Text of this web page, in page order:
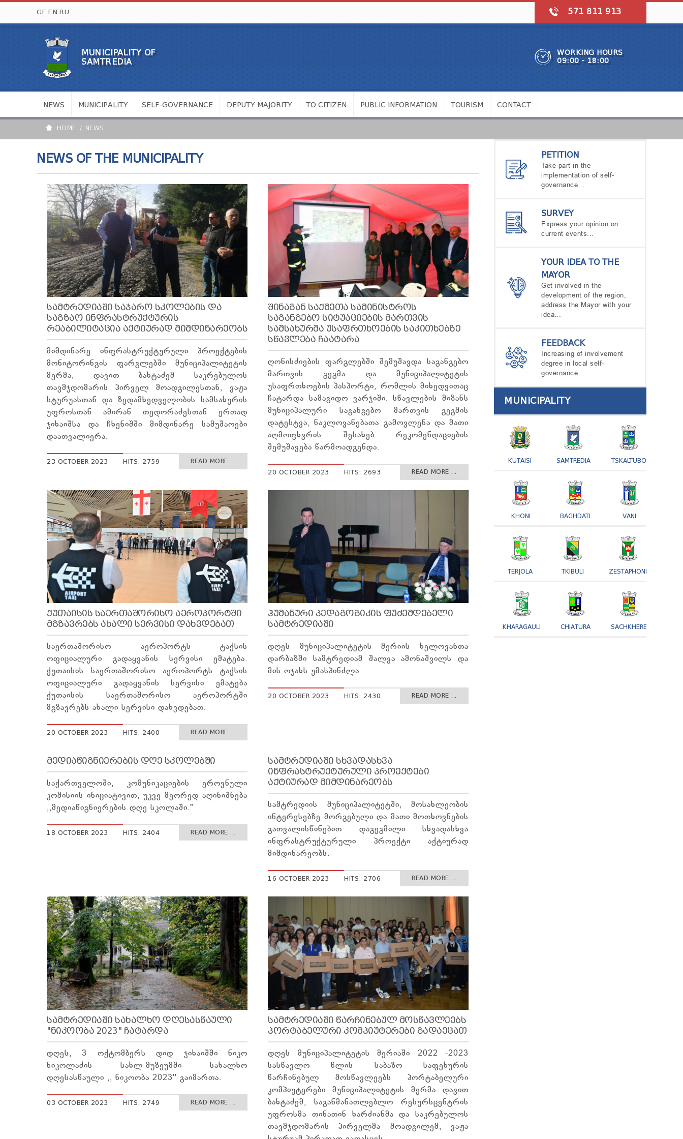
GE EN RU 571 811 913
MUNICIPALITY OF
SAMTREDIA
WORKING HOURS
09:00 - 18:00
NEWS MUNICIPALITY SELF-GOVERNANCE DEPUTY MAJORITY TO CITIZEN PUBLIC INFORMATION TOURISM CONTACT
HOME NEWS
NEWS OF THE MUNICIPALITY
ᲡᲐᲛᲢᲠᲔᲓᲘᲐᲨᲘ ᲡᲐᲯᲐᲠᲝ ᲡᲙᲝᲚᲔᲑᲘᲡ ᲓᲐ
ᲡᲐᲒᲖᲐᲝ ᲘᲜᲤᲠᲐᲡᲢᲠᲣᲥᲢᲣᲠᲘᲡ
ᲠᲔᲐᲑᲘᲚᲘᲢᲐᲪᲘᲐ ᲐᲥᲢᲘᲣᲠᲐᲓ ᲛᲘᲛᲓᲘᲜᲐᲠᲔᲝᲑᲡ
მიმდინარე ინფრასტრუქტურული პროექტების
მონიტორინგის ფარგლებში მუნიციპალიტეტის
მერმა, დავით ბახტაძემ საკრებულოს
თავმჯდომარის პირველ მოადგილესთან, ვაჟა
სტურუასთან და ზედამხედველობის სამსახურის
უფროსთან ამირან თედორაძესთან ერთად
ჯიხაიშსა და ჩხენიშში მიმდინარე სამუშაოები
დაათვალიერა.
23 OCTOBER 2023 HITS: 2759 READ MORE ...
ᲨᲘᲜᲐᲒᲐᲜ ᲡᲐᲥᲛᲔᲗᲐ ᲡᲐᲛᲘᲜᲘᲡᲢᲠᲝᲡ
ᲡᲐᲒᲐᲜᲒᲔᲑᲝ ᲡᲘᲢᲣᲐᲪᲘᲔᲑᲘᲡ ᲛᲐᲠᲗᲕᲘᲡ
ᲡᲐᲛᲡᲐᲮᲣᲠᲛᲐ ᲣᲡᲐᲤᲠᲗᲮᲝᲔᲑᲘᲡ ᲡᲐᲙᲘᲗᲮᲔᲑᲖᲔ
ᲡᲬᲐᲕᲚᲔᲑᲐ ᲩᲐᲐᲢᲐᲠᲐ
ღონისძიების ფარგლებში შემუშავდა საგანგებო
მართვის გეგმა და მუნიციპალიტეტის
უსაფრთხოების პასპორტი, რომლის მიხედვითაც
ჩატარდა სამაგიდო ვარჯიში. სწავლების მიზანს
მუნიციპალური საგანგებო მართვის გეგმის
დატესტვა, ნაკლოვანებათა გამოვლენა და მათი
აღმოფხვრის შესახებ რეკომენდაციების
შემუშავება წარმოადგენდა.
20 OCTOBER 2023 HITS: 2693 READ MORE ...
ᲥᲣᲗᲐᲘᲡᲘᲡ ᲡᲐᲔᲠᲗᲐᲨᲝᲠᲘᲡᲝ ᲐᲔᲠᲝᲞᲝᲠᲢᲨᲘ
ᲛᲒᲖᲐᲕᲠᲔᲑᲡ ᲐᲮᲐᲚᲘ ᲡᲔᲠᲕᲘᲡᲘ ᲓᲐᲮᲕᲓᲔᲑᲐᲗ
საერთაშორისო აეროპორტს ტაქსის
ოფიციალური გადაყვანის სერვისი ემატება.
ქუთაისის საერთაშორისო აეროპორტს ტაქსის
ოფიციალური გადაყვანის სერვისი ემატება
ქუთაისის საერთაშორისო აეროპორტში
მგზავრებს ახალი სერვისი დახვდებათ.
20 OCTOBER 2023 HITS: 2400 READ MORE ...
ᲰᲣᲛᲐᲜᲣᲠᲘ ᲞᲔᲓᲐᲒᲝᲒᲘᲙᲘᲡ ᲤᲣᲫᲔᲛᲓᲔᲑᲔᲚᲘ
ᲡᲐᲛᲢᲠᲔᲓᲘᲐᲨᲘ
დღეს მუნიციპალიტეტის მერიის ხელოვანთა
დარბაზში სამტრედიამ შალვა ამონაშვილს და
მის ოჯახს უმასპინძლა.
20 OCTOBER 2023 HITS: 2430 READ MORE ...
ᲛᲔᲓᲘᲐᲬᲘᲒᲜᲘᲔᲠᲔᲑᲘᲡ ᲓᲦᲔ ᲡᲙᲝᲚᲔᲑᲨᲘ
საქართველოში, კომუნიკაციების ეროვნული
კომისიის ინიციატივით, უკვე მეორედ აღინიშნება
,,მედიაწიგნიერების დღე სკოლაში."
18 OCTOBER 2023 HITS: 2404 READ MORE ...
ᲡᲐᲛᲢᲠᲔᲓᲘᲐᲨᲘ ᲡᲮᲕᲐᲓᲐᲡᲮᲕᲐ
ᲘᲜᲤᲠᲐᲡᲢᲠᲣᲥᲢᲣᲠᲣᲚᲘ ᲞᲠᲝᲔᲥᲢᲔᲑᲘ
ᲐᲥᲢᲘᲣᲠᲐᲓ ᲛᲘᲛᲓᲘᲜᲐᲠᲔᲝᲑᲡ
სამტრედიის მუნიციპალიტეტში, მოსახლეობის
ინტერესებზე მორგებული და მათი მოთხოვნების
გათვალისწინებით დაგეგმილი სხვადასხვა
ინფრასტრუქტურული პროექტი აქტიურად
მიმდინარეობს.
16 OCTOBER 2023 HITS: 2706 READ MORE ...
ᲡᲐᲛᲢᲠᲔᲓᲘᲐᲨᲘ ᲡᲐᲮᲐᲚᲮᲝ ᲓᲦᲔᲡᲐᲡᲬᲐᲣᲚᲘ
"ᲜᲘᲙᲝᲝᲑᲐ 2023" ᲩᲐᲢᲐᲠᲓᲐ
დღეს, 3 ოქტომბერს დიდ ჯიხაიშში ნიკო
ნიკოლაძის სახლ-მუზეუმში სახალხო
დღესასწაული ,, ნიკოობა 2023'' გაიმართა.
03 OCTOBER 2023 HITS: 2749 READ MORE ...
ᲡᲐᲛᲢᲠᲔᲓᲘᲐᲨᲘ ᲬᲐᲠᲩᲘᲜᲔᲑᲣᲚ ᲛᲝᲡᲬᲐᲕᲚᲔᲔᲑᲡ
ᲞᲝᲠᲢᲐᲑᲔᲚᲣᲠᲘ ᲙᲝᲛᲞᲘᲣᲢᲔᲠᲔᲑᲘ ᲒᲐᲓᲐᲔᲪᲐᲗ
დღეს მუნიციპალიტეტის მერიაში 2022 -2023
სასწავლო წლის საბაზო საფეხურის
წარჩინებულ მოსწავლეებს პორტაბელური
კომპიუტერები მუნიციპალიტეტის მერმა დავით
ბახტაძემ, საგანმანათლებლო რესურსცენტრის
უფროსმა თინათინ ხარძიანმა და საკრებულოს
თავმჯდომარის პირველმა მოადგილემ, ვაჟა
PETITION
Take part in the
implementation of self-
governance…
SURVEY
Express your opinion on
current events...
YOUR IDEA TO THE
MAYOR
Get involved in the
development of the region,
address the Mayor with your
idea…
FEEDBACK
Increasing of involvement
degree in local self-
governance...
MUNICIPALITY
KUTAISI SAMTREDIA TSKALTUBO
KHONI BAGHDATI VANI
TERJOLA TKIBULI ZESTAPHONI
KHARAGAULI CHIATURA SACHKHERE